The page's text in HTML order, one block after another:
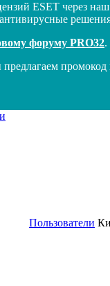
ESET через наш
форуму PRO32.
Пользователи